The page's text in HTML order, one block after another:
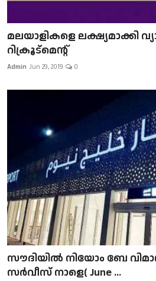
മലയാളികളെ
റിക്രൂട്മെന്റ്
Admin Jun 29, 2019 0
സൗദിയിൽ നിയോം ബേ
സർവീസ് നാളെ( June ...